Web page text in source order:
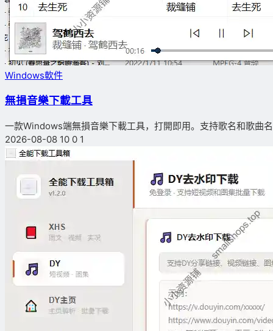
Windows軟件
無損音樂下載工具
一款Windows端無損音樂下載工具，打開即用。支持歌名和歌曲
2026-08-08 10 0 1